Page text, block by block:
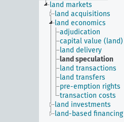
land markets
land acquisitions
land economics
adjudication
capital value (land)
land delivery
land speculation
land transactions
land transfers
pre-emption rights
transaction costs
land investments
land-based financing